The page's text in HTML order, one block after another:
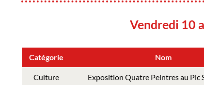
Vendredi 10
Catégorie Nom
Culture Exposition Quatre Peintres au Pic